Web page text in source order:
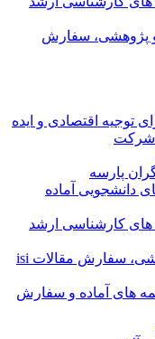
پژوهشی، سفارش
توجیه اقتصادی و ایده
شرکت
پارسه
دانشجویی آماده
های کارشناسی ارشد
مخزن عناوین مقالات علمی و پژوهشی، سفارش مقالات isi
های آماده و سفارش